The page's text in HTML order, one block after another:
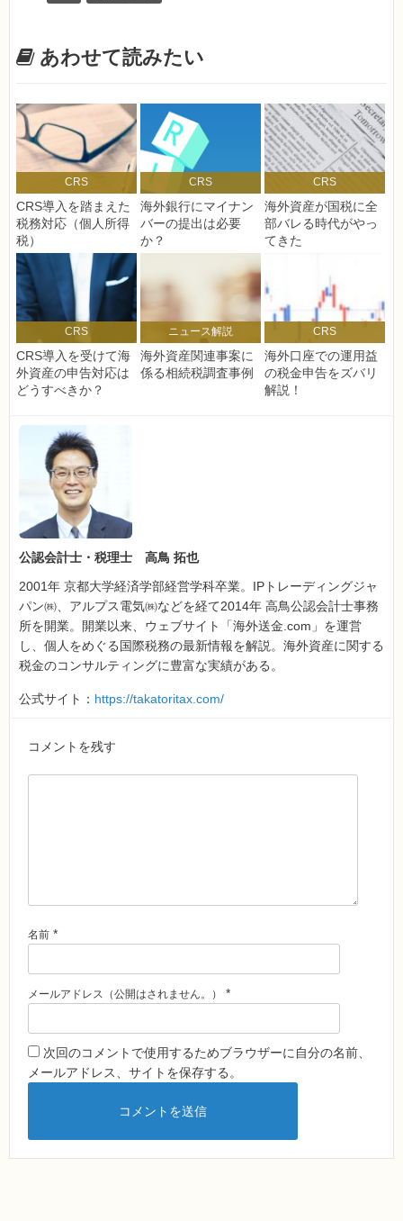
あわせて読みたい
CRS
CRS導入を踏まえた
税務対応（個人所得
税）
CRS
海外銀行にマイナン
バーの提出は必要
か？
CRS
海外資産が国税に全
部バレる時代がやっ
てきた
CRS
CRS導入を受けて海
外資産の申告対応は
どうすべきか？
ニュース解説
海外資産関連事案に
係る相続税調査事例
CRS
海外口座での運用益
の税金申告をズバリ
解説！
公認会計士・税理士 高鳥 拓也
2001年 京都大学経済学部経営学科卒業。IPトレーディングジャ
パン㈱、アルプス電気㈱などを経て2014年 高鳥公認会計士事務
所を開業。開業以来、ウェブサイト「海外送金.com」を運営
し、個人をめぐる国際税務の最新情報を解説。海外資産に関する
税金のコンサルティングに豊富な実績がある。
公式サイト： https://takatoritax.com/
コメントを残す
名前 *
メールアドレス（公開はされません。） *
次回のコメントで使用するためブラウザーに自分の名前、
メールアドレス、サイトを保存する。